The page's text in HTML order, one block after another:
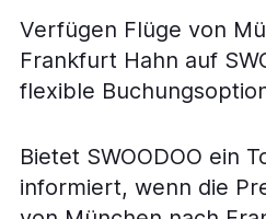
Flüge von Rostock nach
Flüge von Saarbrücken nach
Verfügen Flüge von
Frankfurt Hahn auf
flexible
Bietet SWOODOO ein
informiert, wenn die